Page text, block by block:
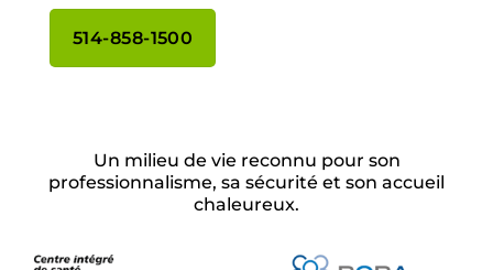
514-858-1500
Un milieu de vie reconnu pour son
professionnalisme, sa sécurité et son accueil
chaleureux.